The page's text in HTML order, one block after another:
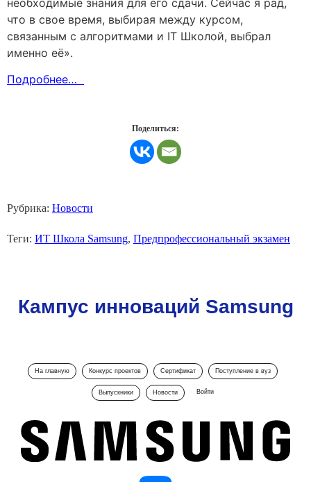
что в свое время, выбирая между курсом,
связанным с алгоритмами и IT Школой, выбрал
именно её».
Подробнее…
Поделиться:
Рубрика: Новости
Теги: ИТ Школа Samsung, Предпрофессиональный экзамен
Кампус инноваций Samsung
На главную Конкурс проектов Сертификат Поступление в вуз
Выпускники Новости Войти